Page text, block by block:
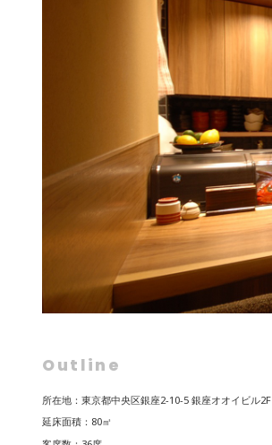
Outline
所在地：東京都中央区銀座2-10-5 銀座オオイビル2F
延床面積：80㎡